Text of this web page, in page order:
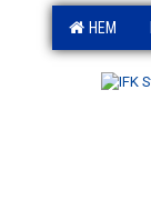
HEM